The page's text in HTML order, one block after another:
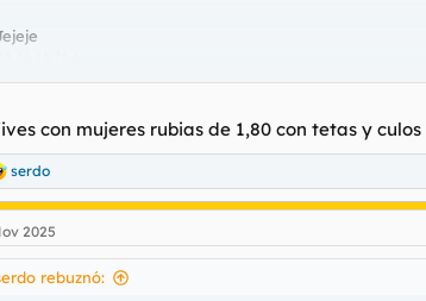
que no lo digas en serio.
vivía en la Lombardia, hace 4 años o así, ya
en Alemania, hay mil sitios donde no tienen, te
con mujeres rubias de 1,80 con tetas y
serdo
2025
rebuznó: